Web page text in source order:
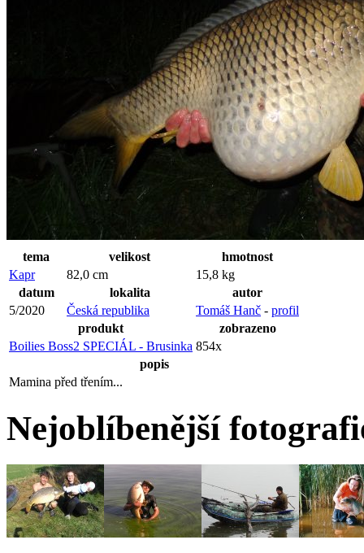
tema velikost
hmotnost
Kapr
82,0 cm
15,8 kg
datum
lokalita
autor
5/2020
Česká republika Tomáš Hanč - profil
produkt
zobrazeno
Boilies Boss2 SPECIÁL - Brusinka 854x
popis
Mamina před třením...
Nejoblíbenější